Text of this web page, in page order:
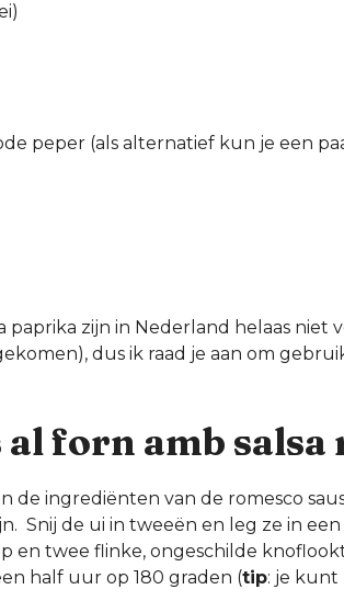
peper (als alternatief kun je een
paprika zijn in Nederland helaas niet
dus ik raad je aan om
forn amb salsa
de ingrediënten van de romesco
Snij de ui in tweeën en leg ze in
en twee flinke, ongeschilde
half uur op 180 graden (tip: je kunt